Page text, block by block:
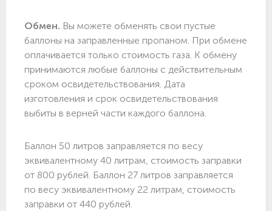
Обмен. Вы можете обменять свои пустые
баллоны на заправленные пропаном. При обмене
оплачивается только стоимость газа. К обмену
принимаются любые баллоны с действительным
сроком освидетельствования. Дата
изготовления и срок освидетельствования
выбиты в верней части каждого баллона.
Баллон 50 литров заправляется по весу
эквивалентному 40 литрам, стоимость заправки
от 800 рублей. Баллон 27 литров заправляется
по весу эквивалентному 22 литрам, стоимость
заправки от 440 рублей.